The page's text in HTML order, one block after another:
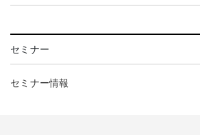
セミナー
セミナー情報